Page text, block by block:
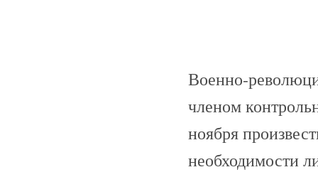
Военно-
членом
ноября
необходимости